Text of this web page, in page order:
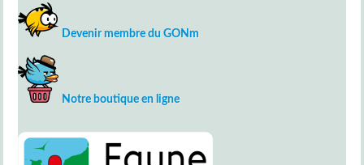
Devenir membre du GONm
Notre boutique en ligne